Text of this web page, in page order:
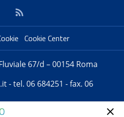
Cookie Center
67/d – 00154 Roma
- tel. 06 684251 - fax. 06